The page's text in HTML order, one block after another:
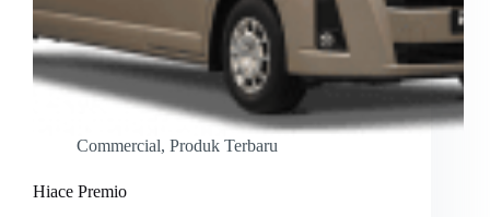
Commercial, Produk Terbaru
Hiace Premio